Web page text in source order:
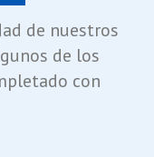
de nuestros
de los
con